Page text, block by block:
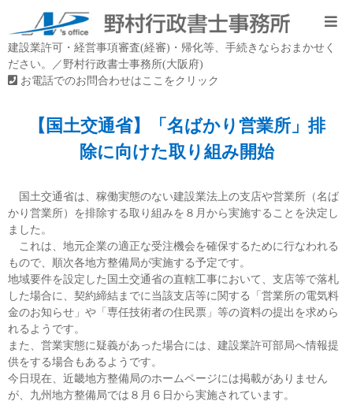
建設業許可・経営事項審査(経審)・帰化等、手続きならおまかせく
ださい。／野村行政書士事務所(大阪府)
お電話でのお問合わせはここをクリック
【国土交通省】「名ばかり営業所」排
除に向けた取り組み開始
国土交通省は、稼働実態のない建設業法上の支店や営業所（名ば
かり営業所）を排除する取り組みを８月から実施することを決定し
ました。
これは、地元企業の適正な受注機会を確保するために行なわれる
もので、順次各地方整備局が実施する予定です。
地域要件を設定した国土交通省の直轄工事において、支店等で落札
した場合に、契約締結までに当該支店等に関する「営業所の電気料
金のお知らせ」や「専任技術者の住民票」等の資料の提出を求めら
れるようです。
また、営業実態に疑義があった場合には、建設業許可部局へ情報提
供をする場合もあるようです。
今日現在、近畿地方整備局のホームページには掲載がありません
が、九州地方整備局では８月６日から実施されています。